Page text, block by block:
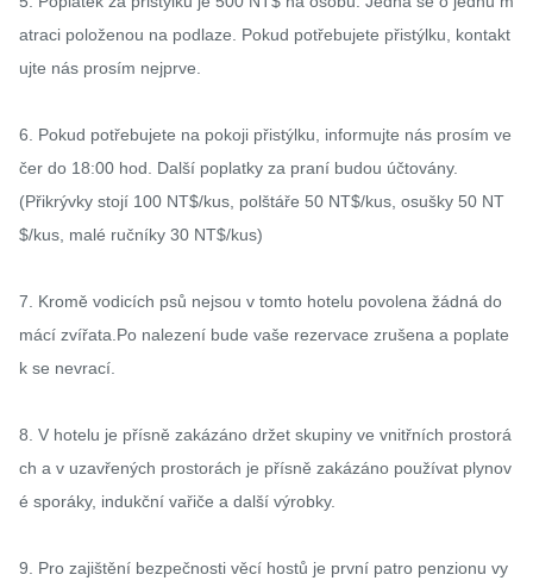
atraci položenou na podlaze. Pokud potřebujete přistýlku, kontakt
ujte nás prosím nejprve.
6. Pokud potřebujete na pokoji přistýlku, informujte nás prosím ve
čer do 18:00 hod. Další poplatky za praní budou účtovány.
(Přikrývky stojí 100 NT$/kus, polštáře 50 NT$/kus, osušky 50 NT
$/kus, malé ručníky 30 NT$/kus)
7. Kromě vodicích psů nejsou v tomto hotelu povolena žádná do
mácí zvířata.Po nalezení bude vaše rezervace zrušena a poplate
k se nevrací.
8. V hotelu je přísně zakázáno držet skupiny ve vnitřních prostorá
ch a v uzavřených prostorách je přísně zakázáno používat plynov
é sporáky, indukční vařiče a další výrobky.
9. Pro zajištění bezpečnosti věcí hostů je první patro penzionu vy